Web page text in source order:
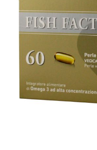
immagini